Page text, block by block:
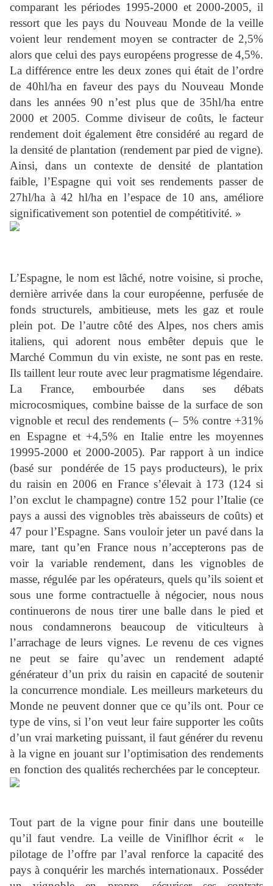
comparant les périodes 1995-2000 et 2000-2005, il
ressort que les pays du Nouveau Monde de la veille
voient leur rendement moyen se contracter de 2,5%
alors que celui des pays européens progresse de 4,5%.
La différence entre les deux zones qui était de l’ordre
de 40hl/ha en faveur des pays du Nouveau Monde
dans les années 90 n’est plus que de 35hl/ha entre
2000 et 2005. Comme diviseur de coûts, le facteur
rendement doit également être considéré au regard de
la densité de plantation (rendement par pied de vigne).
Ainsi, dans un contexte de densité de plantation
faible, l’Espagne qui voit ses rendements passer de
27hl/ha à 42 hl/ha en l’espace de 10 ans, améliore
significativement son potentiel de compétitivité. »
L’Espagne, le nom est lâché, notre voisine, si proche,
dernière arrivée dans la cour européenne, perfusée de
fonds structurels, ambitieuse, mets les gaz et roule
plein pot. De l’autre côté des Alpes, nos chers amis
italiens, qui adorent nous embêter depuis que le
Marché Commun du vin existe, ne sont pas en reste.
Ils taillent leur route avec leur pragmatisme légendaire.
La France, embourbée dans ses débats
microcosmiques, combine baisse de la surface de son
vignoble et recul des rendements (– 5% contre +31%
en Espagne et +4,5% en Italie entre les moyennes
19995-2000 et 2000-2005). Par rapport à un indice
(basé sur
pondérée de 15 pays producteurs), le prix
du raisin en 2006 en France s’élevait à 173 (124 si
l’on exclut le champagne) contre 152 pour l’Italie (ce
pays a aussi des vignobles très abaisseurs de coûts) et
47 pour l’Espagne. Sans vouloir jeter un pavé dans la
mare, tant qu’en France nous n’accepterons pas de
voir la variable rendement, dans les vignobles de
masse, régulée par les opérateurs, quels qu’ils soient et
sous une forme contractuelle à négocier, nous nous
continuerons de nous tirer une balle dans le pied et
nous condamnerons beaucoup de viticulteurs à
l’arrachage de leurs vignes. Le revenu de ces vignes
ne peut se faire qu’avec un rendement adapté
générateur d’un prix du raisin en capacité de soutenir
la concurrence mondiale. Les meilleurs marketeurs du
Monde ne peuvent donner que ce qu’ils ont. Pour ce
type de vins, si l’on veut leur faire supporter les coûts
d’un vrai marketing puissant, il faut générer du revenu
à la vigne en jouant sur l’optimisation des rendements
en fonction des qualités recherchées par le concepteur.
Tout part de la vigne pour finir dans une bouteille
qu’il faut vendre. La veille de Viniflhor écrit « le
pilotage de l’offre par l’aval renforce la capacité des
pays à conquérir les marchés internationaux. Posséder